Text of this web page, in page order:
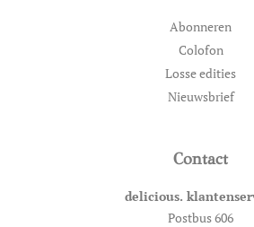
Abonneren
Colofon
Losse edities
Nieuwsbrief
Contact
delicious.
Postbus 606